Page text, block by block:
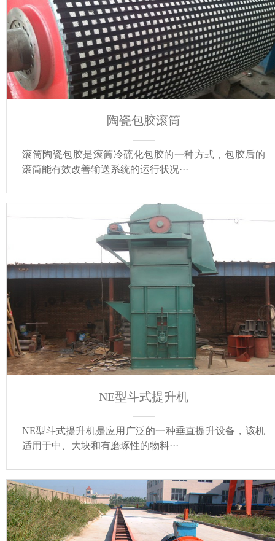
陶瓷包胶滚筒
滚筒陶瓷包胶是滚筒冷硫化包胶的一种方式，包胶后的
滚筒能有效改善输送系统的运行状况···
NE型斗式提升机
NE型斗式提升机是应用广泛的一种垂直提升设备，该机
适用于中、大块和有磨琢性的物料···